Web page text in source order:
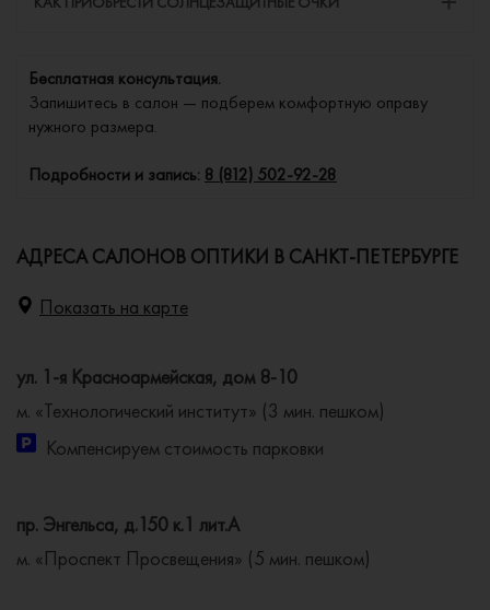
Бесплатная консультация.
Запишитесь в салон — подберем комфортную оправу
нужного размера.
Подробности и запись: 8 (812) 502-92-28
АДРЕСА САЛОНОВ ОПТИКИ В САНКТ-ПЕТЕРБУРГЕ
Показать на карте
ул. 1-я Красноармейская, дом 8-10
м. «Технологический институт» (3 мин. пешком)
Компенсируем стоимость парковки
пр. Энгельса, д.150 к.1 лит.А
м. «Проспект Просвещения» (5 мин. пешком)